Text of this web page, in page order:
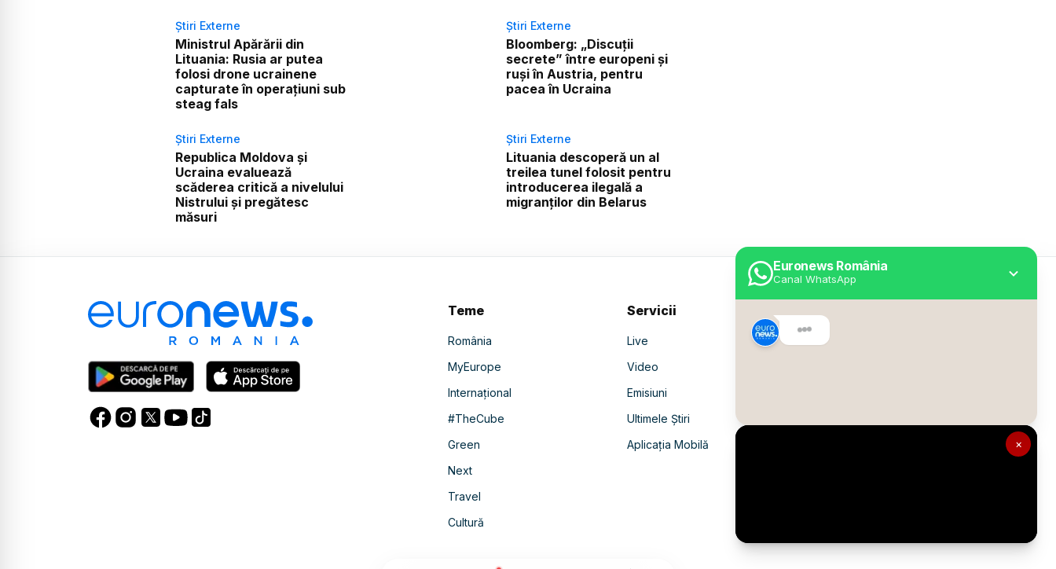
×
Euronews România
Canal WhatsApp
Știri Externe
Ministrul Apărării din
Lituania: Rusia ar putea
folosi drone ucrainene
capturate în operațiuni sub
steag fals
Știri Externe
Bloomberg: „Discuții
secrete” între europeni și
ruși în Austria, pentru
pacea în Ucraina
Știri Externe
Republica Moldova și
Ucraina evaluează
scăderea critică a nivelului
Nistrului și pregătesc
măsuri
Știri Externe
Lituania descoperă un al
treilea tunel folosit pentru
introducerea ilegală a
migranților din Belarus
Teme
România
MyEurope
Internațional
#TheCube
Green
Next
Travel
Cultură
Servicii
Live
Video
Emisiuni
Ultimele Știri
Aplicația Mobilă
Despre Euronews